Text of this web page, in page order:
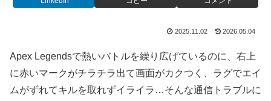
2025.11.02 2026.05.04
Apex Legendsで熱いバトルを繰り広げているのに、右上
に赤いマークがチラチラ出て画面がカクつく、ラグでエイ
ムがずれてキルを取れずイライラ…そんな通信トラブルに